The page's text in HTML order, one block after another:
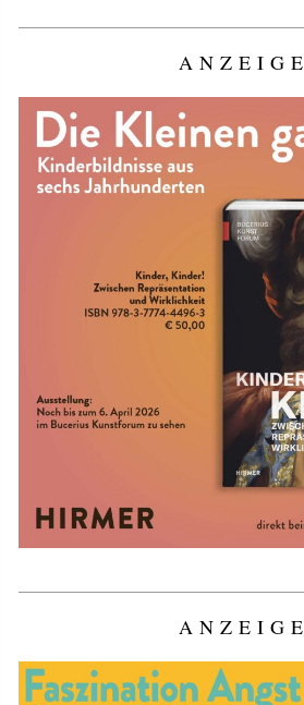
ANZEIGE
ANZEIGE